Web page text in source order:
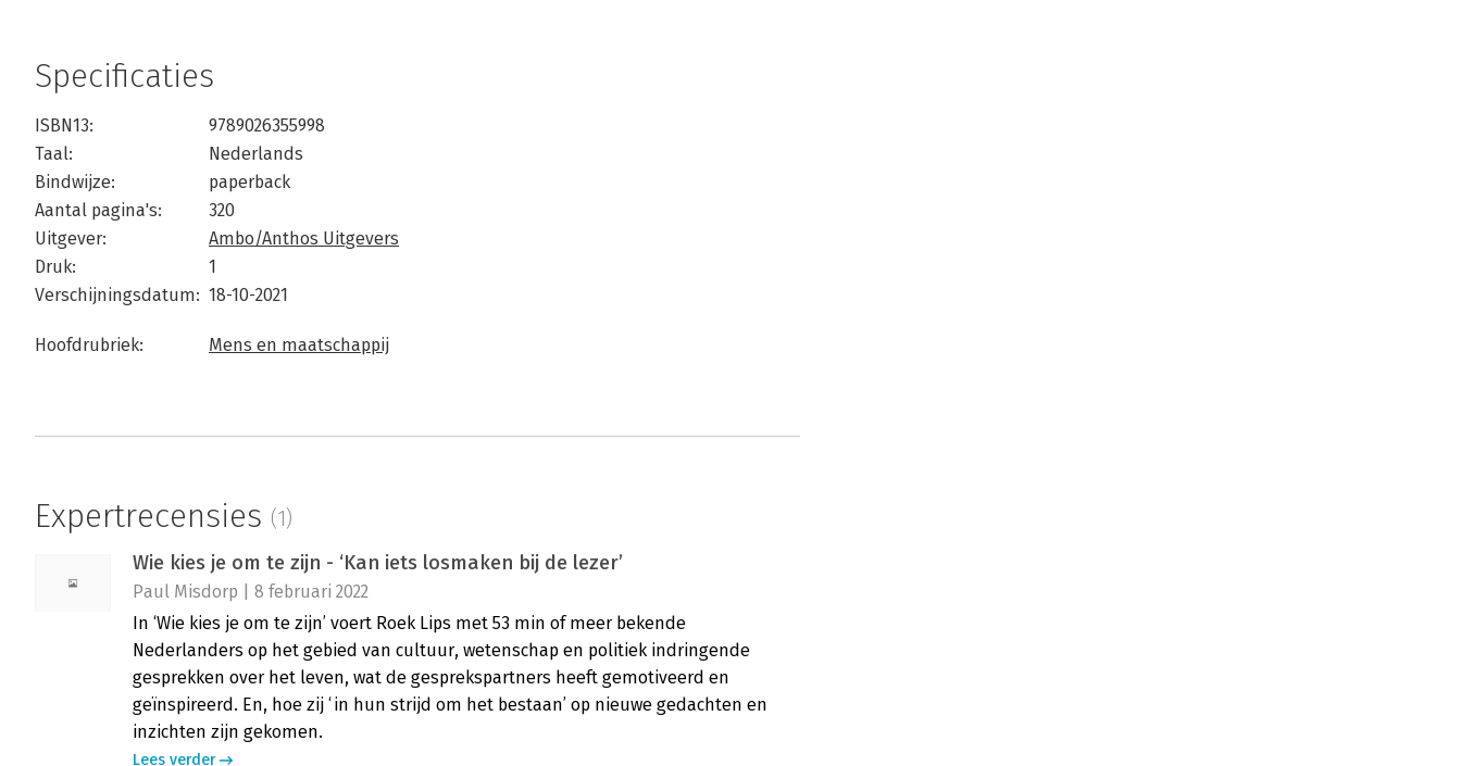
Specificaties
ISBN13:
9789026355998
Taal:
Nederlands
Bindwijze:
paperback
Aantal pagina's:
320
Uitgever:
Ambo/Anthos Uitgevers
Druk:
1
Verschijningsdatum: 18-10-2021
Hoofdrubriek: Mens en maatschappij
Expertrecensies (1)
Wie kies je om te zijn - ‘Kan iets losmaken bij de lezer’
Paul Misdorp | 8 februari 2022
In ‘Wie kies je om te zijn’ voert Roek Lips met 53 min of meer bekende
Nederlanders op het gebied van cultuur, wetenschap en politiek indringende
gesprekken over het leven, wat de gesprekspartners heeft gemotiveerd en
geïnspireerd. En, hoe zij ‘in hun strijd om het bestaan’ op nieuwe gedachten en
inzichten zijn gekomen.
Lees verder